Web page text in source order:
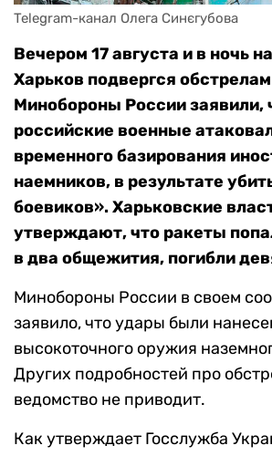
Telegram-канал Олега Синєгубова
Вечером 17 августа и в ночь
Харьков подвергся
Минобороны России заявили,
российские военные
временного базирования
наемников, в результате
боевиков». Харьковские
утверждают, что ракеты
в два общежития, погибли
Минобороны России в своем
заявило, что удары были
высокоточного оружия
Других подробностей про
ведомство не приводит.
Как утверждает Госслужба